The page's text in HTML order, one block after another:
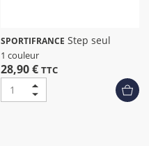
SPORTIFRANCE Step seul
1 couleur
28,90 € TTC